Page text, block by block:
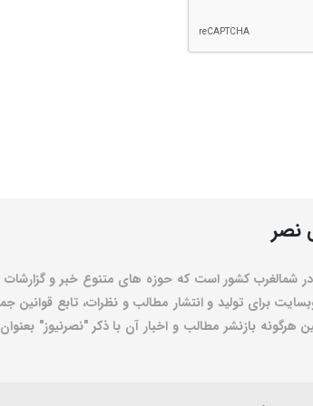
نصر
در شمالغرب کشور است که حوزه های متنوع خبر و گزارشات
برای تولید و انتشار مطالب و نظرات، تابع قوانین
هرگونه بازنشر مطالب و اخبار آن با ذکر "نصرنیوز"